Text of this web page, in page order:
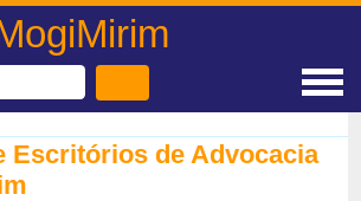
Escritórios de Advocacia